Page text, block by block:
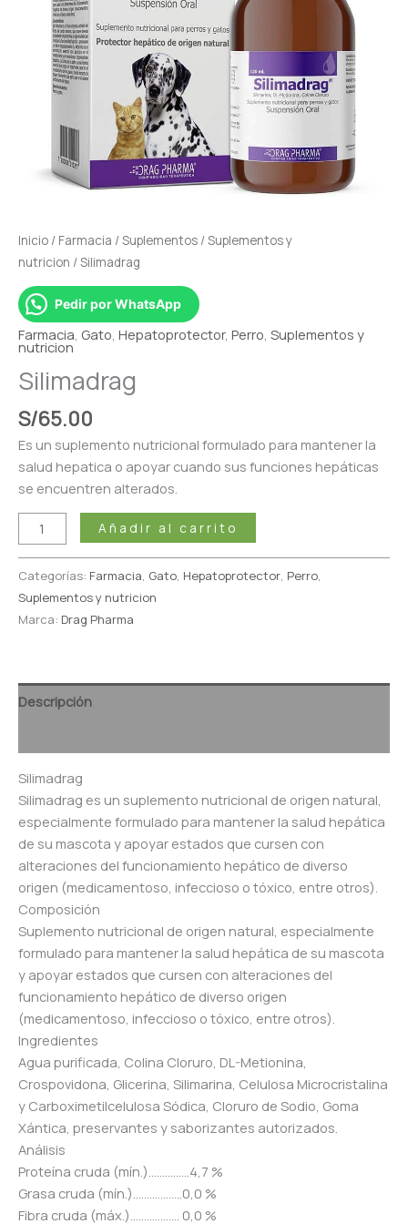
Inicio / Farmacia /Suplementos /Suplementos y
nutricion / Silimadrag
Pedir por WhatsApp
Farmacia Gato Hepatoprotector, Perro Suplementos y
nutricion
Silimadrag
S/65.00
Es un suplemento nutricional formulado para mantener la
salud hepatica o apoyar cuando sus funciones hepáticas
se encuentren alterados.
Añadir al carrito
Categorías: Farmacia, Gato, Hepatoprotector, Perro,
Suplementos y nutricion
Marca: Drag Pharma
Descripción
Silimadrag
Silimadrag es un suplemento nutricional de origen natural,
especialmente formulado para mantener la salud hepática
de su mascota y apoyar estados que cursen con
alteraciones del funcionamiento hepático de diverso
origen (medicamentoso, infeccioso o tóxico, entre otros).
Composición
Suplemento nutricional de origen natural, especialmente
formulado para mantener la salud hepática de su mascota
y apoyar estados que cursen con alteraciones del
funcionamiento hepático de diverso origen
(medicamentoso, infeccioso o tóxico, entre otros).
Ingredientes
Agua purificada, Colina Cloruro, DL-Metionina,
Crospovidona, Glicerina, Silimarina, Celulosa Microcristalina
y Carboximetilcelulosa Sódica, Cloruro de Sodio, Goma
Xántica, preservantes y saborizantes autorizados.
Análisis
Proteína cruda (mín.)……………4,7 %
Grasa cruda (mín.)………………0,0 %
Fibra cruda (máx.)……………… 0,0 %